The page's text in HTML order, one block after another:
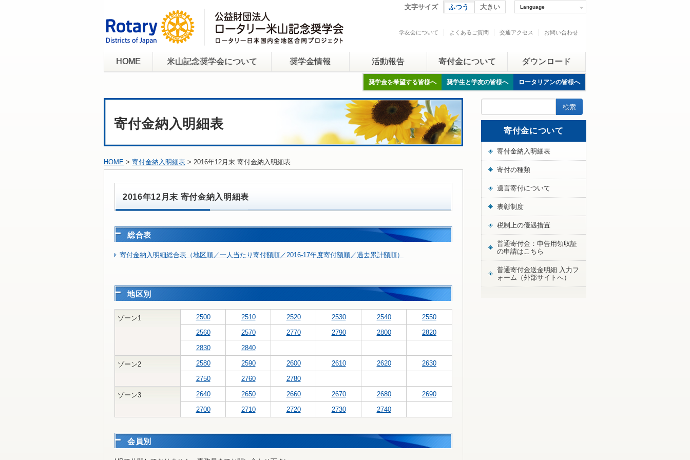
文字サイズ ふつう 大きい Language
学友会について よくあるご質問 交通アクセス お問い合わせ
HOME 米山記念奨学会について 奨学金情報 活動報告 寄付金について ダウンロード
奨学金を希望する皆様へ 奨学生と学友の皆様へ ロータリアンの皆様へ
寄付金納入明細表
HOME > 寄付金納入明細表 > 2016年12月末 寄付金納入明細表
2016年12月末 寄付金納入明細表
総合表
寄付金納入明細総合表（地区順／一人当たり寄付額順／2016-17年度寄付額順／過去累計額順）
地区別
ゾーン1 2500 2510 2520 2530 2540
2550
2560
2570 2770 2790 2800
2820
2830
2840
ゾーン2 2580 2590 2600 2610 2620
2630
2750
2760 2780
ゾーン3 2640 2650 2660 2670 2680
2690
2700
2710 2720 2730 2740
会員別
寄付金について
寄付金納入明細表
寄付の種類
遺言寄付について
表彰制度
税制上の優遇措置
普通寄付金：申告用領収証
の申請はこちら
普通寄付金送金明細 入力フ
ォーム（外部サイトへ）